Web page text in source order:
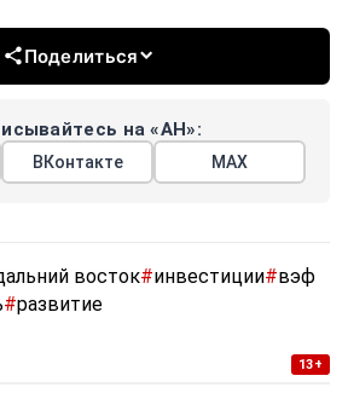
Поделиться
на «АН»:
ВКонтакте МАХ
восток#инвестиции#вэф
#развитие
13+